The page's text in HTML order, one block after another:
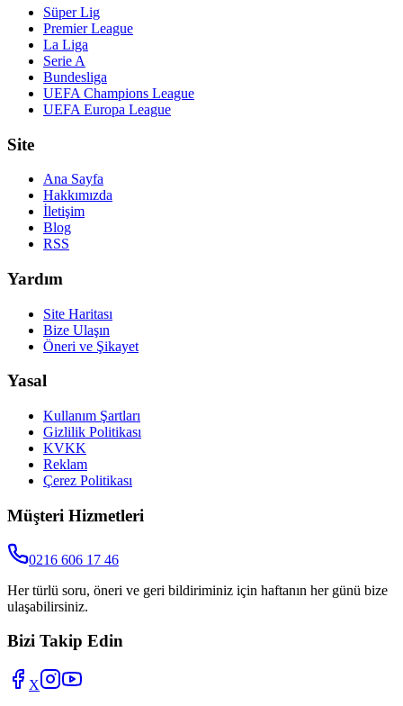
Süper Lig
Premier League
La Liga
Serie A
Bundesliga
UEFA Champions League
UEFA Europa League
Site
Ana Sayfa
Hakkımızda
İletişim
Blog
RSS
Yardım
Site Haritası
Bize Ulaşın
Öneri ve Şikayet
Yasal
Kullanım Şartları
Gizlilik Politikası
KVKK
Reklam
Çerez Politikası
Müşteri Hizmetleri
0216 606 17 46
Her türlü soru, öneri ve geri bildiriminiz için haftanın her günü bize
ulaşabilirsiniz.
Bizi Takip Edin
X